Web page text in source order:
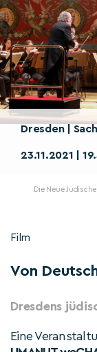
Dresden |
23.11.2021 |
Die Neue
Film
Von
Dresdens
Eine